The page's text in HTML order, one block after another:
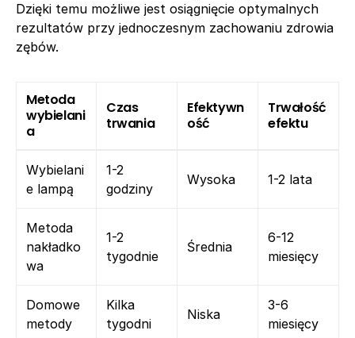
Dzięki temu możliwe jest osiągnięcie optymalnych
rezultatów przy jednoczesnym zachowaniu zdrowia
zębów.
Metoda
wybielani
a
Czas
trwania
Efektywn
ość
Trwałość
efektu
Wybielani
e lampą
1-2
godziny
Wysoka 1-2 lata
Metoda
nakładko
wa
1-2
tygodnie
Średnia
6-12
miesięcy
Domowe
metody
Kilka
tygodni
Niska
3-6
miesięcy